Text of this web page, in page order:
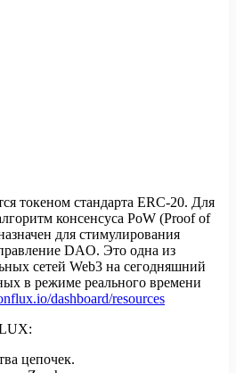
токеном стандарта ERC-20. Для
консенсуса PoW (Proof of
для стимулирования
DAO. Это одна из
сетей Web3 на сегодняшний
в режиме реального времени
dashboard/resources
цепочек.